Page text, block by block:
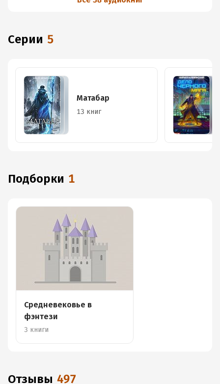
Серии 5
Матабар
13 книг
Подборки 1
Средневековье в
фэнтези
3 книги
Отзывы 497